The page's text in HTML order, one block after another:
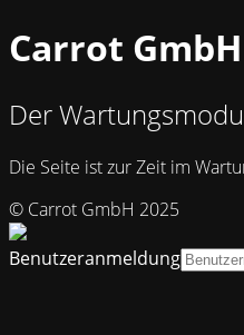
Carrot GmbH
Der
Die Seite ist zur Zeit im
© Carrot GmbH 2025
Benutzeranmeldung